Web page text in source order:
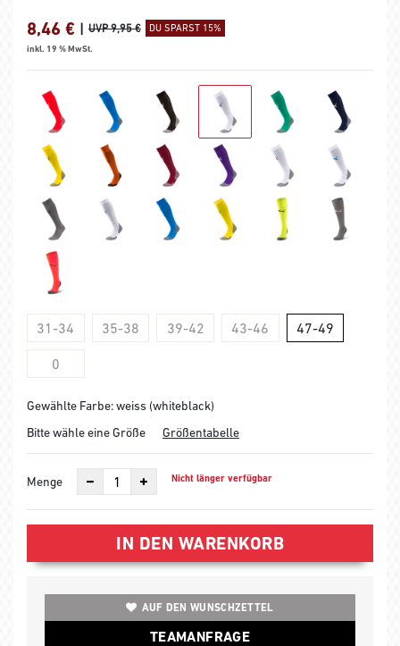
8,46 € | UVP 9,95 € DU SPARST 15%
inkl. 19 % MwSt.
31-34 35-38 39-42 43-46 47-49
0
Gewählte Farbe: weiss (whiteblack)
Bitte wähle eine Größe
Größentabelle
Menge Nicht länger verfügbar
IN DEN WARENKORB
AUF DEN WUNSCHZETTEL
TEAMANFRAGE